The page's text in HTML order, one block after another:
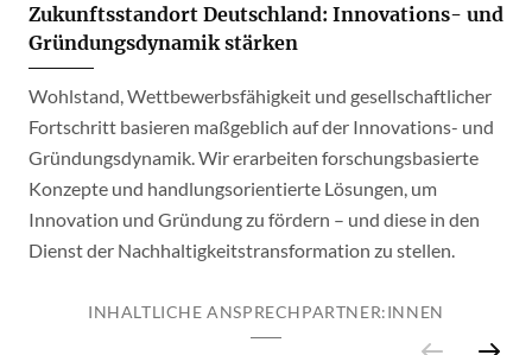
Zukunftsstandort Deutschland: Innovations- und
Gründungsdynamik stärken
Wohlstand, Wettbewerbsfähigkeit und gesellschaftlicher
Fortschritt basieren maßgeblich auf der Innovations- und
Gründungsdynamik. Wir erarbeiten forschungsbasierte
Konzepte und handlungsorientierte Lösungen, um
Innovation und Gründung zu fördern – und diese in den
Dienst der Nachhaltigkeitstransformation zu stellen.
INHALTLICHE ANSPRECHPARTNER:INNEN